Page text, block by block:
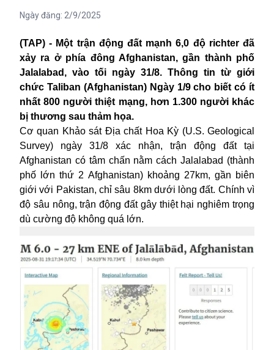
Ngày đăng: 2/9/2025
(TAP) - Một trận động đất mạnh 6,0 độ richter đã
xảy ra ở phía đông Afghanistan, gần thành phố
Jalalabad, vào tối ngày 31/8. Thông tin từ giới
chức Taliban (Afghanistan) Ngày 1/9 cho biết có ít
nhất 800 người thiệt mạng, hơn 1.300 người khác
bị thương sau thảm họa.
Cơ quan Khảo sát Địa chất Hoa Kỳ (U.S. Geological
Survey) ngày 31/8 xác nhận, trận động đất tại
Afghanistan có tâm chấn nằm cách Jalalabad (thành
phố lớn thứ 2 Afghanistan) khoảng 27km, gần biên
giới với Pakistan, chỉ sâu 8km dưới lòng đất. Chính vì
độ sâu nông, trận động đất gây thiệt hại nghiêm trọng
dù cường độ không quá lớn.